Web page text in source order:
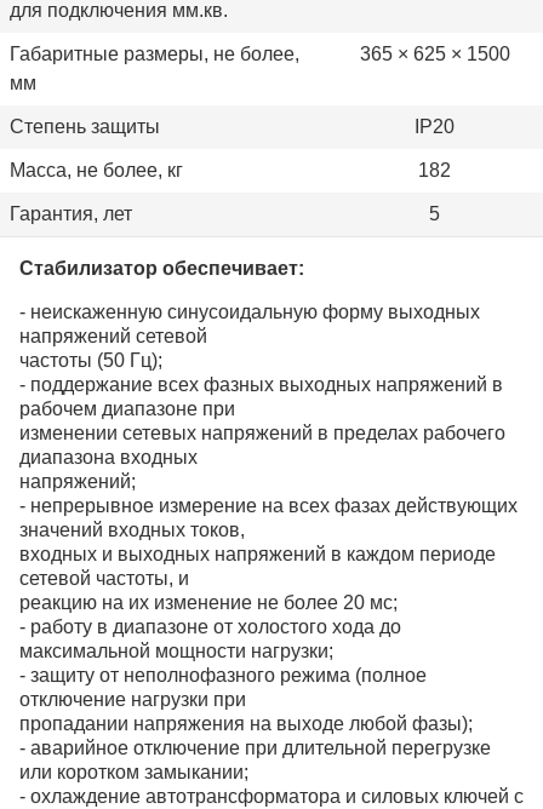
для подключения мм.кв.
Габаритные размеры, не более,
мм
365 × 625 × 1500
Степень защиты IP20
Масса, не более, кг 182
Гарантия, лет 5
Стабилизатор обеспечивает:
- неискаженную синусоидальную форму выходных
напряжений сетевой
частоты (50 Гц);
- поддержание всех фазных выходных напряжений в
рабочем диапазоне при
изменении сетевых напряжений в пределах рабочего
диапазона входных
напряжений;
- непрерывное измерение на всех фазах действующих
значений входных токов,
входных и выходных напряжений в каждом периоде
сетевой частоты, и
реакцию на их изменение не более 20 мс;
- работу в диапазоне от холостого хода до
максимальной мощности нагрузки;
- защиту от неполнофазного режима (полное
отключение нагрузки при
пропадании напряжения на выходе любой фазы);
- аварийное отключение при длительной перегрузке
или коротком замыкании;
- охлаждение автотрансформатора и силовых ключей с